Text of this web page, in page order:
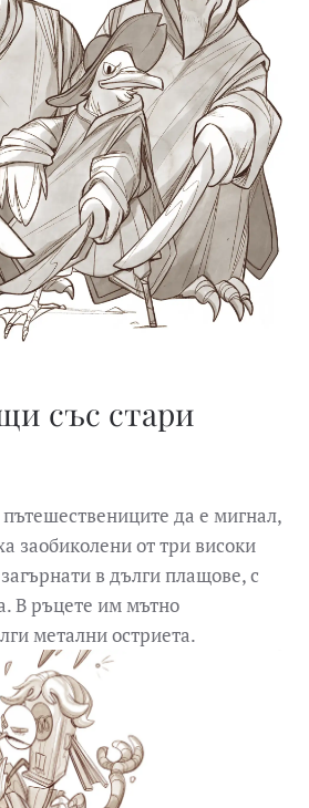
със стари
да е мигнал,
заобиколени от три високи
в дълги плащове, с
В ръцете им мътно
метални остриета.